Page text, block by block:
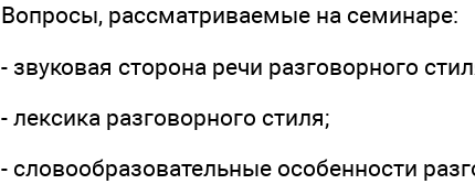
Вопросы, рассматриваемые на семинаре:
- звуковая сторона речи разговорного
- лексика разговорного стиля;
- словообразовательные особенности